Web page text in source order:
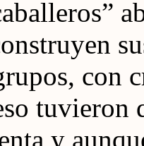
con
tuvieron
y